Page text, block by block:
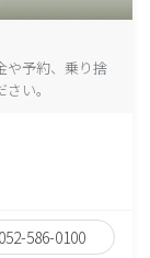
や予約、乗り捨
い。
052-586-0100